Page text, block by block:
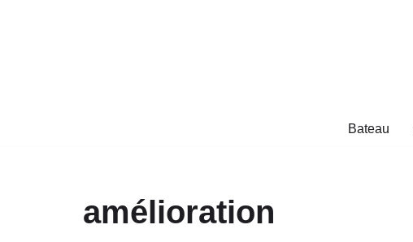
Bateau
amélioration